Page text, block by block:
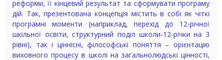
реформи, її кінцевий результат та сформувати програму
дій. Так, презентована концепція містить в собі як чіткі
програмні моменти (наприклад, перехід до 12-річної
шкільної освіти, структурний поділ школи-12-річки на 3
рівні), так і ціннісні, філософські поняття – орієнтацію
виховного процесу в школі на загальнолюдські цінності,